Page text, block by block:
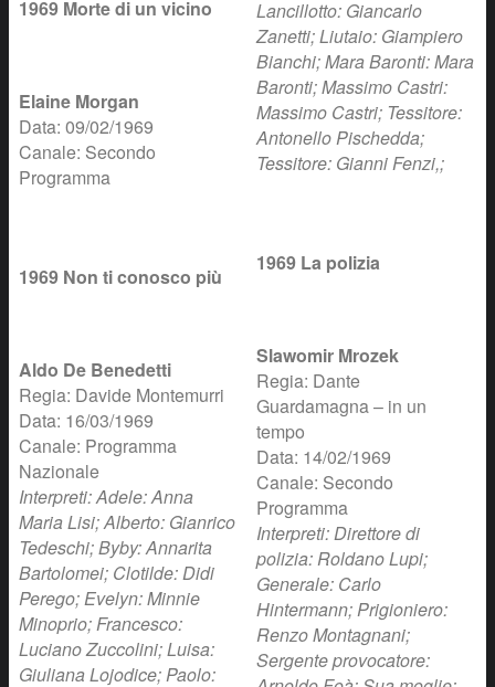
1969 Morte di un vicino
Elaine Morgan
Data: 09/02/1969
Canale: Secondo
Programma
1969 Non ti conosco più
Aldo De Benedetti
Regia: Davide Montemurri
Data: 16/03/1969
Canale: Programma
Nazionale
Interpreti: Adele: Anna
Maria Lisi; Alberto: Gianrico
Tedeschi; Byby: Annarita
Bartolomei; Clotilde: Didi
Perego; Evelyn: Minnie
Minoprio; Francesco:
Luciano Zuccolini; Luisa:
Giuliana Lojodice; Paolo:
Lancillotto: Giancarlo
Zanetti; Liutaio: Giampiero
Bianchi; Mara Baronti: Mara
Baronti; Massimo Castri:
Massimo Castri; Tessitore:
Antonello Pischedda;
Tessitore: Gianni Fenzi,;
1969 La polizia
Slawomir Mrozek
Regia: Dante
Guardamagna – in un
tempo
Data: 14/02/1969
Canale: Secondo
Programma
Interpreti: Direttore di
polizia: Roldano Lupi;
Generale: Carlo
Hintermann; Prigioniero:
Renzo Montagnani;
Sergente provocatore: